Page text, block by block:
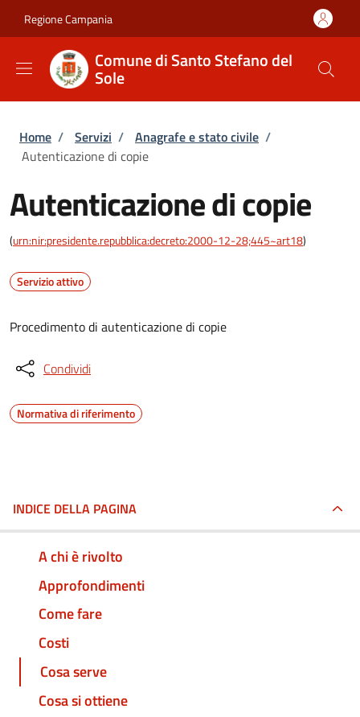
Regione Campania
Comune di Santo Stefano del
Sole
Briciole di pane
Home / Servizi / Anagrafe e stato civile /
Autenticazione di copie
Autenticazione di copie
(urn:nir:presidente.repubblica:decreto:2000-12-28;445~art18)
Servizio attivo
Procedimento di autenticazione di copie
Condividi
Normativa di riferimento
INDICE DELLA PAGINA
A chi è rivolto
Approfondimenti
Come fare
Costi
Cosa serve
Cosa si ottiene